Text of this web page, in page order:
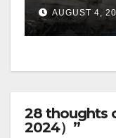
AUGUST 4,
28 thoughts
2024）”